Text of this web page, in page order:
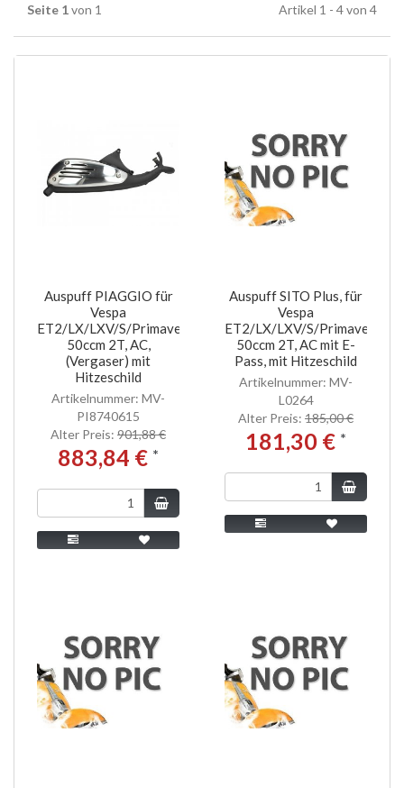
Seite 1von 1 Artikel 1 - 4 von 4
Auspuff PIAGGIO für
Vespa
ET2/LX/LXV/S/Primavera
50ccm 2T, AC,
(Vergaser) mit
Hitzeschild
Artikelnummer: MV-
PI8740615
Alter Preis: 901,88 €
883,84 € *
Auspuff SITO Plus, für
Vespa
ET2/LX/LXV/S/Primavera
50ccm 2T, AC mit E-
Pass, mit Hitzeschild
Artikelnummer: MV-
L0264
Alter Preis: 185,00 €
181,30 € *